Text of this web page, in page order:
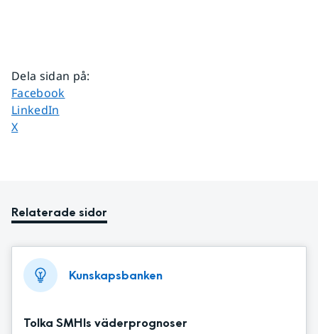
Dela sidan på:
Dela sidan på
Facebook
Dela sidan på
LinkedIn
Dela sidan på
X
Relaterade sidor
Kunskapsbanken
Tolka SMHIs väderprognoser